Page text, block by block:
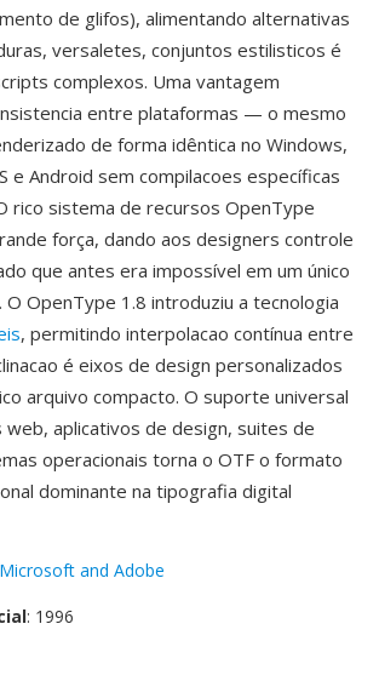
de glifos), alimentando alternativas
versaletes, conjuntos estilisticos é
complexos. Uma vantagem
entre plataformas — o mesmo
de forma idêntica no Windows,
e Android sem compilacoes específicas
rico sistema de recursos OpenType
força, dando aos designers controle
que antes era impossível em um único
OpenType 1.8 introduziu a tecnologia
, permitindo interpolacao contínua entre
é eixos de design personalizados
arquivo compacto. O suporte universal
aplicativos de design, suites de
operacionais torna o OTF o formato
dominante na tipografia digital
Microsoft and Adobe
: 1996